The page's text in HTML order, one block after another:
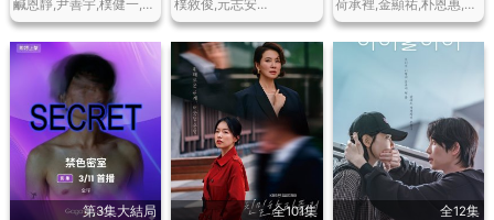
鹹恩靜,尹善宇,樸健一,吳賢慶,김민설,李起昶… 樸敘俊,元志安… 荷承裡,金顯祐,朴恩惠,柳鎮,黃東柱,孔正煥…
第3集大結局 全101集 全12集